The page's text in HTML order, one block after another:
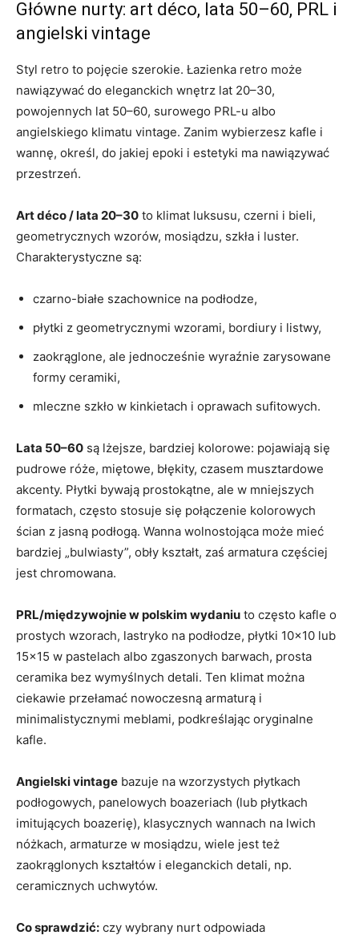
Główne nurty: art déco, lata 50–60, PRL i
angielski vintage
Styl retro to pojęcie szerokie. Łazienka retro może
nawiązywać do eleganckich wnętrz lat 20–30,
powojennych lat 50–60, surowego PRL-u albo
angielskiego klimatu vintage. Zanim wybierzesz kafle i
wannę, określ, do jakiej epoki i estetyki ma nawiązywać
przestrzeń.
Art déco / lata 20–30 to klimat luksusu, czerni i bieli,
geometrycznych wzorów, mosiądzu, szkła i luster.
Charakterystyczne są:
czarno-białe szachownice na podłodze,
płytki z geometrycznymi wzorami, bordiury i listwy,
zaokrąglone, ale jednocześnie wyraźnie zarysowane
formy ceramiki,
mleczne szkło w kinkietach i oprawach sufitowych.
Lata 50–60 są lżejsze, bardziej kolorowe: pojawiają się
pudrowe róże, miętowe, błękity, czasem musztardowe
akcenty. Płytki bywają prostokątne, ale w mniejszych
formatach, często stosuje się połączenie kolorowych
ścian z jasną podłogą. Wanna wolnostojąca może mieć
bardziej „bulwiasty”, obły kształt, zaś armatura częściej
jest chromowana.
PRL/międzywojnie w polskim wydaniu to często kafle o
prostych wzorach, lastryko na podłodze, płytki 10×10 lub
15×15 w pastelach albo zgaszonych barwach, prosta
ceramika bez wymyślnych detali. Ten klimat można
ciekawie przełamać nowoczesną armaturą i
minimalistycznymi meblami, podkreślając oryginalne
kafle.
Angielski vintage bazuje na wzorzystych płytkach
podłogowych, panelowych boazeriach (lub płytkach
imitujących boazerię), klasycznych wannach na lwich
nóżkach, armaturze w mosiądzu, wiele jest też
zaokrąglonych kształtów i eleganckich detali, np.
ceramicznych uchwytów.
Co sprawdzić: czy wybrany nurt odpowiada